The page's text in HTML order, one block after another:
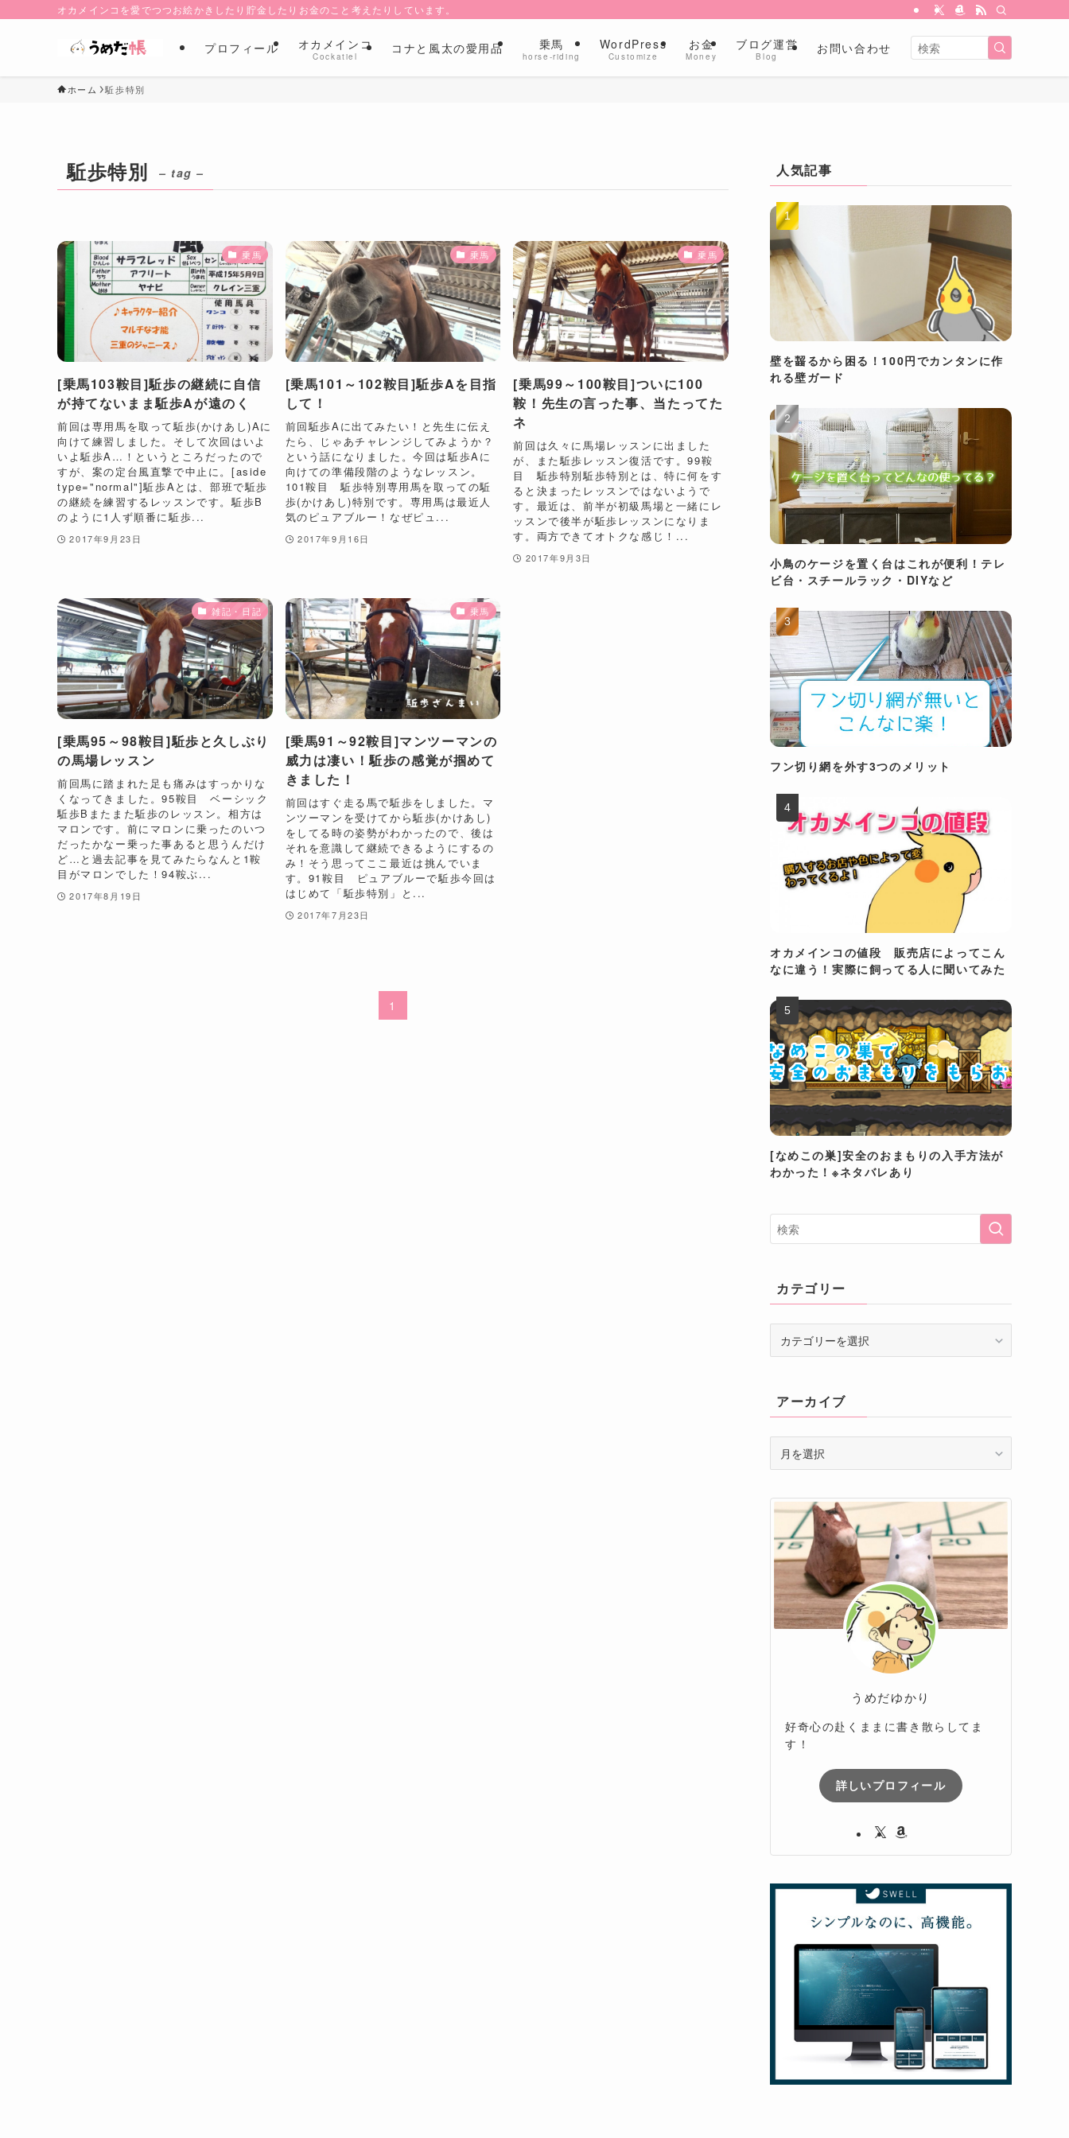
オカメインコを愛でつつお絵かきしたり貯金したりお金のこと考えたりしています。
プロフィール オカメインコ
Cockatiel
コナと風太の愛用品 乗馬
horse-riding
WordPress
Customize
お金
Money
ブログ運営
Blog
お問い合わせ
ホーム 駈歩特別
駈歩特別 – tag –
乗馬
[乗馬103鞍目]駈歩の継続に自信
が持てないまま駈歩Aが遠のく
前回は専用馬を取って駈歩(かけあし)Aに
向けて練習しました。そして次回はいよ
いよ駈歩A…！というところだったので
すが、案の定台風直撃で中止に。[aside
type="normal"]駈歩Aとは、部班で駈歩
の継続を練習するレッスンです。駈歩B
のように1人ず順番に駈歩...
2017年9月23日
乗馬
[乗馬101～102鞍目]駈歩Aを目指
して！
前回駈歩Aに出てみたい！と先生に伝え
たら、じゃあチャレンジしてみようか？
という話になりました。今回は駈歩Aに
向けての準備段階のようなレッスン。
101鞍目 駈歩特別専用馬を取っての駈
歩(かけあし)特別です。専用馬は最近人
気のピュアブルー！なぜピュ...
2017年9月16日
乗馬
[乗馬99～100鞍目]ついに100
鞍！先生の言った事、当たってた
ネ
前回は久々に馬場レッスンに出ました
が、また駈歩レッスン復活です。99鞍
目 駈歩特別駈歩特別とは、特に何をす
ると決まったレッスンではないようで
す。最近は、前半が初級馬場と一緒にレ
ッスンで後半が駈歩レッスンになりま
す。両方できてオトクな感じ！...
2017年9月3日
雑記・日記
[乗馬95～98鞍目]駈歩と久しぶり
の馬場レッスン
前回馬に踏まれた足も痛みはすっかりな
くなってきました。95鞍目 ベーシック
駈歩Bまたまた駈歩のレッスン。相方は
マロンです。前にマロンに乗ったのいつ
だったかなー乗った事あると思うんだけ
ど…と過去記事を見てみたらなんと1鞍
目がマロンでした！94鞍ぶ...
2017年8月19日
乗馬
[乗馬91～92鞍目]マンツーマンの
威力は凄い！駈歩の感覚が掴めて
きました！
前回はすぐ走る馬で駈歩をしました。マ
ンツーマンを受けてから駈歩(かけあし)
をしてる時の姿勢がわかったので、後は
それを意識して継続できるようにするの
み！そう思ってここ最近は挑んでいま
す。91鞍目 ピュアブルーで駈歩今回は
はじめて「駈歩特別」と...
2017年7月23日
1
人気記事
壁を齧るから困る！100円でカンタンに作
れる壁ガード
小鳥のケージを置く台はこれが便利！テレ
ビ台・スチールラック・DIYなど
フン切り網を外す3つのメリット
オカメインコの値段 販売店によってこん
なに違う！実際に飼ってる人に聞いてみた
[なめこの巣]安全のおまもりの入手方法が
わかった！※ネタバレあり
カテゴリー
テ
ー
アーカイブ
ー
イ
ブ
うめだゆかり
好奇心の赴くままに書き散らしてま
す！
詳しいプロフィール